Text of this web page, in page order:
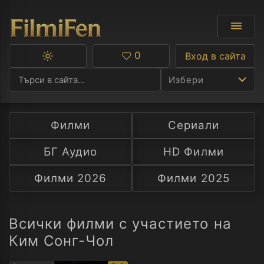
Избери
Ф
С
А
Превключване
тъмна
тема
Любими
0 Вход в сайта
Филми
Сериали
БГ Аудио
HD Филми
Филми 2026
Филми 2025
Всички филми с участието на
Ким Сонг-Чол